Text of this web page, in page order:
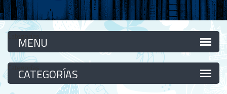
Categorías
Categorías